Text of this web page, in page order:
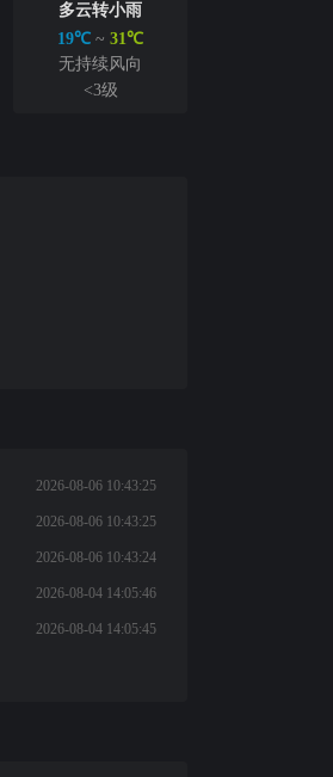
多云转小雨
19℃ ~ 31℃
无持续风向
<3级
2026-08-06 10:43:25
2026-08-06 10:43:25
2026-08-06 10:43:24
2026-08-04 14:05:46
2026-08-04 14:05:45